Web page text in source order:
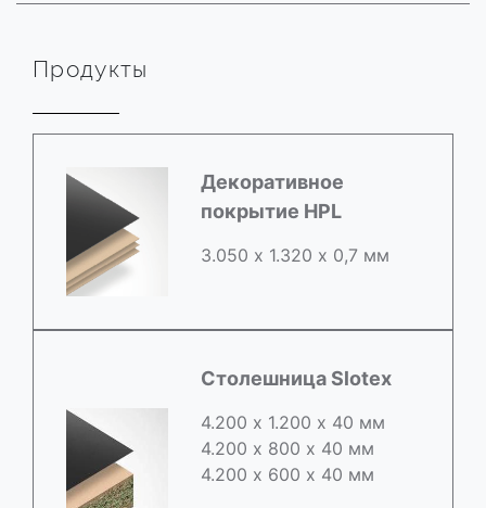
Продукты
Декоративное
покрытие HPL
3.050 х 1.320 х 0,7 мм
Столешница Slotex
4.200 х 1.200 х 40 мм
4.200 х 800 х 40 мм
4.200 х 600 х 40 мм